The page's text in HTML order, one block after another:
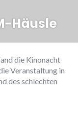
Häusle
die Kinonacht
Veranstaltung in
des schlechten